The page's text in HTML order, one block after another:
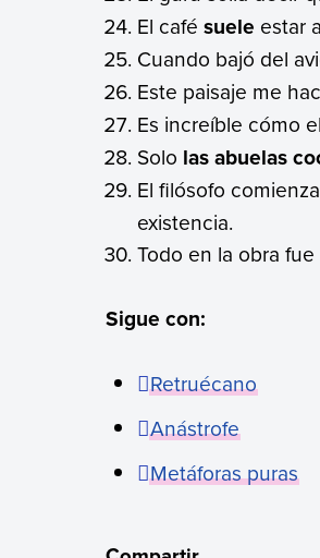
El cafésuele estar
Cuando bajó del
Este paisaje me
Es increíble cómo
Solo las abuelas
El filósofo
existencia.
Todo en la obra
Sigue con:
Retruécano
Anástrofe
Metáforas puras